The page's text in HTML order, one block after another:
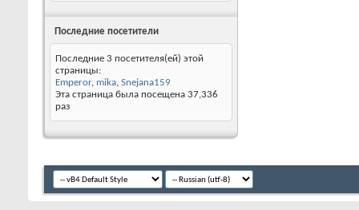
Последние посетители
Последние 3 посетителя(ей) этой
страницы:
Emperor, mika, Snejana159
Эта страница была посещена 37,336
раз